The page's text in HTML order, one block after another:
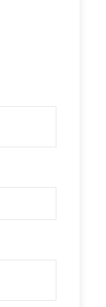
άκρο του
47
από τον